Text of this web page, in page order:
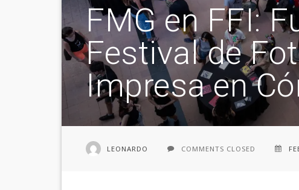
FMG en FFI:
Festival de
Impresa en
LEONARDO COMMENTS CLOSED